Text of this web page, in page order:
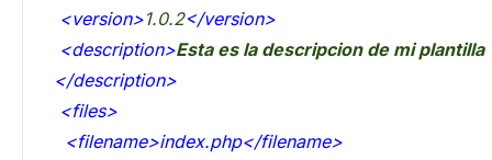
<version>1.0.2</version>
<description>Esta es la descripcion de mi plantilla
</description>
<files>
<filename>index.php</filename>